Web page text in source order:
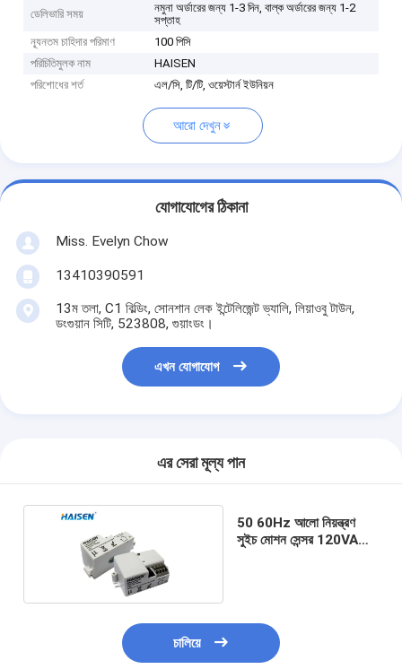
ডেলিভারি সময়
নমুনা অর্ডারের জন্য 1-3 দিন, বাল্ক অর্ডারের জন্য 1-2
সপ্তাহ
ন্যূনতম চাহিদার পরিমাণ
100 পিসি
পরিচিতিমুলক নাম
HAISEN
পরিশোধের শর্ত
এল/সি, টি/টি, ওয়েস্টার্ন ইউনিয়ন
আরো দেখুন
যোগাযোগের ঠিকানা
Miss. Evelyn Chow
13410390591
13ম তলা, C1 বিল্ডিং, সোনশান লেক ইন্টেলিজেন্ট ভ্যালি, লিয়াওবু টাউন,
ডংগুয়ান সিটি, 523808, গুয়াংডং।
এখন যোগাযোগ
এর সেরা মূল্য পান
50 60Hz আলো নিয়ন্ত্রণ
সুইচ মোশন সেন্সর 120VAC
চালিয়ে